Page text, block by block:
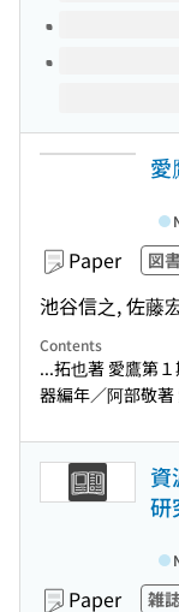
愛
Paper 図
池谷信之, 佐藤
Contents
...拓也著 愛鷹第
器編年／阿部敬
資
研
Paper 雑